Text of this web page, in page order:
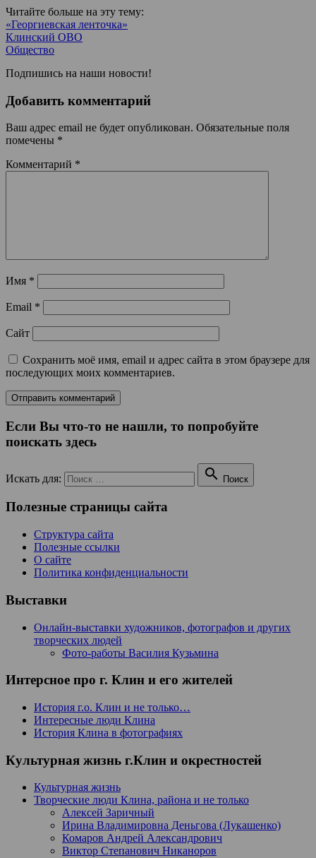
Читайте больше на эту тему:
«Георгиевская ленточка»
Клинский ОВО
Общество
Подпишись на наши новости!
Добавить комментарий
Ваш адрес email не будет опубликован. Обязательные поля
помечены *
Комментарий *
Имя *
Email *
Сайт
Сохранить моё имя, email и адрес сайта в этом браузере для
последующих моих комментариев.
Если Вы что-то не нашли, то попробуйте
поискать здесь
Искать для:  Поиск
Полезные страницы сайта
Структура сайта
Полезные ссылки
О сайте
Политика конфиденциальности
Выставки
Онлайн-выставки художников, фотографов и других
творческих людей
Фото-работы Василия Кузьмина
Интерсное про г. Клин и его жителей
История г.о. Клин и не только…
Интересные люди Клина
История Клина в фотографиях
Культурная жизнь г.Клин и окрестностей
Культурная жизнь
Творческие люди Клина, района и не только
Алексей Заричный
Ирина Владимировна Деньгова (Лукашенко)
Комаров Андрей Александрович
Виктор Степанович Никаноров